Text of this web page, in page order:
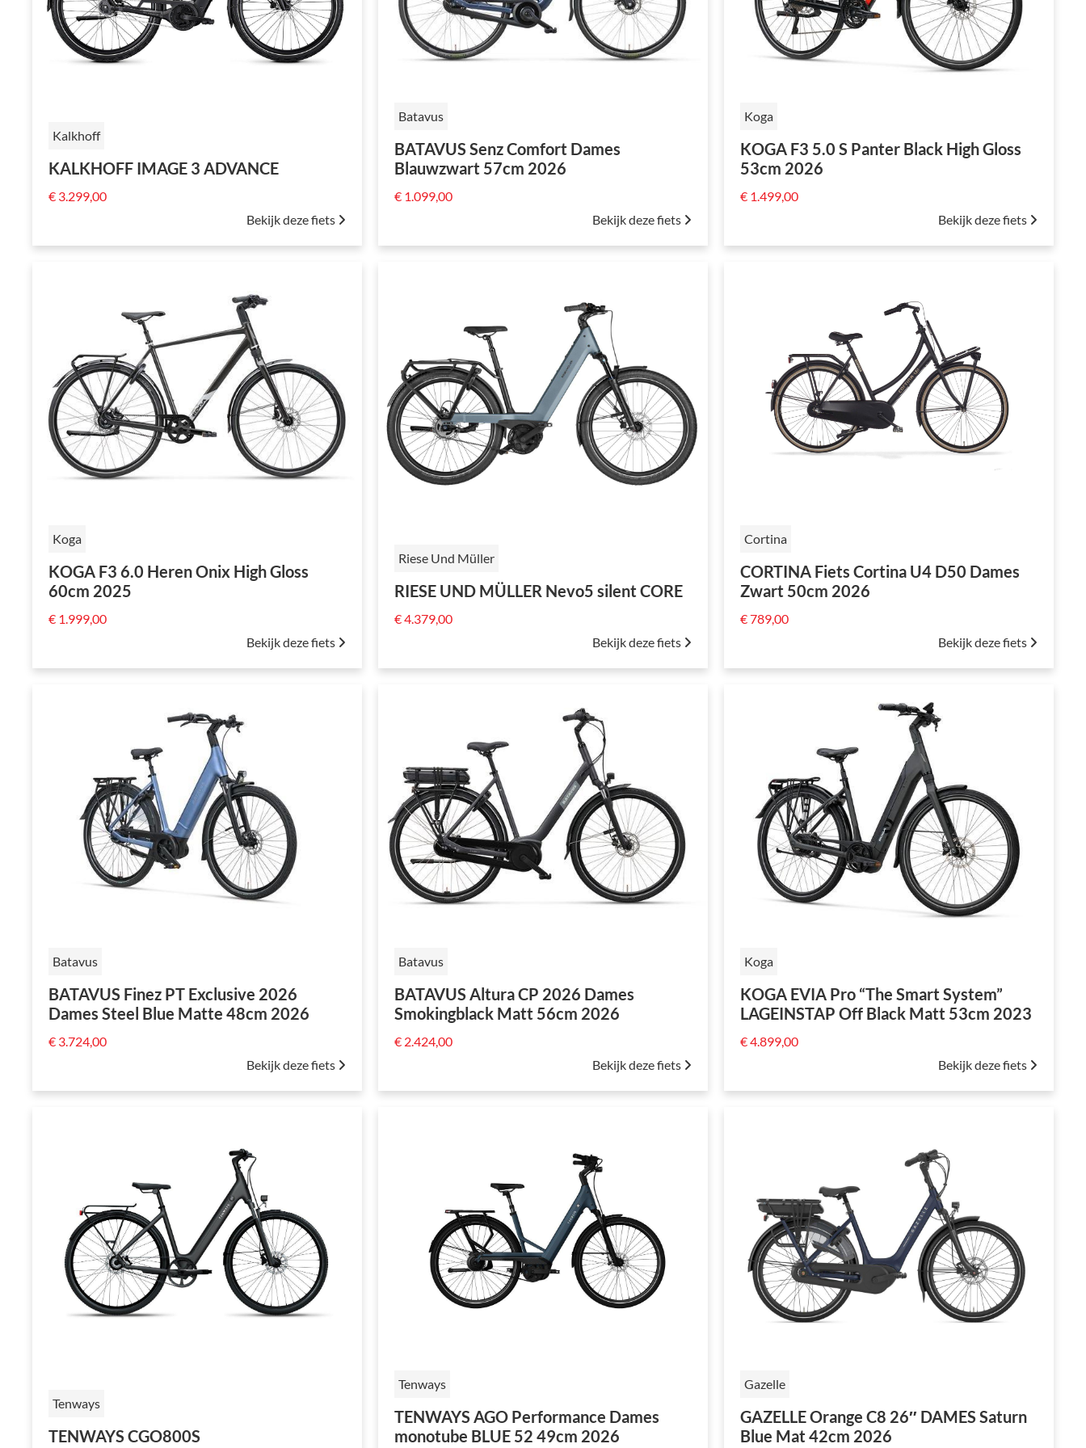
Kalkhoff
KALKHOFF IMAGE 3 ADVANCE
€ 3.299,00
Bekijk deze fiets
Batavus
BATAVUS Senz Comfort Dames
Blauwzwart 57cm 2026
€ 1.099,00
Bekijk deze fiets
Koga
KOGA F3 5.0 S Panter Black High Gloss
53cm 2026
€ 1.499,00
Bekijk deze fiets
Koga
KOGA F3 6.0 Heren Onix High Gloss
60cm 2025
€ 1.999,00
Bekijk deze fiets
Riese Und Müller
RIESE UND MÜLLER Nevo5 silent CORE
€ 4.379,00
Bekijk deze fiets
Cortina
CORTINA Fiets Cortina U4 D50 Dames
Zwart 50cm 2026
€ 789,00
Bekijk deze fiets
Batavus
BATAVUS Finez PT Exclusive 2026
Dames Steel Blue Matte 48cm 2026
€ 3.724,00
Bekijk deze fiets
Batavus
BATAVUS Altura CP 2026 Dames
Smokingblack Matt 56cm 2026
€ 2.424,00
Bekijk deze fiets
Koga
KOGA EVIA Pro “The Smart System”
LAGEINSTAP Off Black Matt 53cm 2023
€ 4.899,00
Bekijk deze fiets
Tenways
TENWAYS CGO800S
Tenways
TENWAYS AGO Performance Dames
monotube BLUE 52 49cm 2026
Gazelle
GAZELLE Orange C8 26″ DAMES Saturn
Blue Mat 42cm 2026